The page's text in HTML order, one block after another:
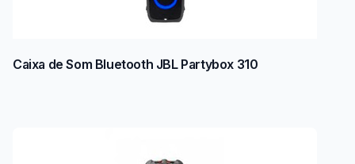
Caixa de Som Bluetooth JBL Partybox 310